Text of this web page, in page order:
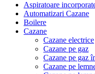
Aspiratoare
Automatizari Cazane
Boilere
Cazane
Cazane electrice
Cazane pe gaz
Cazane pe gaz
Cazane pe